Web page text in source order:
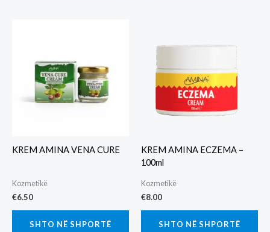
KREM AMINA VENA CURE
Kozmetikë
€6.50
SHTO NË SHPORTË
KREM AMINA ECZEMA –
100ml
Kozmetikë
€8.00
SHTO NË SHPORTË